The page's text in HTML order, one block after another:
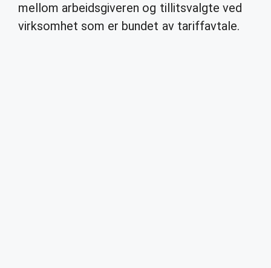
mellom arbeidsgiveren og tillitsvalgte ved
virksomhet som er bundet av tariffavtale.